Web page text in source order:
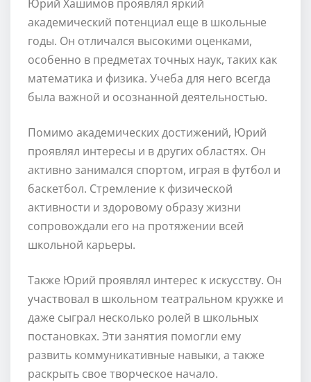
Юрий Хашимов проявлял яркий
академический потенциал еще в школьные
годы. Он отличался высокими оценками,
особенно в предметах точных наук, таких как
математика и физика. Учеба для него всегда
была важной и осознанной деятельностью.
Помимо академических достижений, Юрий
проявлял интересы и в других областях. Он
активно занимался спортом, играя в футбол и
баскетбол. Стремление к физической
активности и здоровому образу жизни
сопровождали его на протяжении всей
школьной карьеры.
Также Юрий проявлял интерес к искусству. Он
участвовал в школьном театральном кружке и
даже сыграл несколько ролей в школьных
постановках. Эти занятия помогли ему
развить коммуникативные навыки, а также
раскрыть свое творческое начало.